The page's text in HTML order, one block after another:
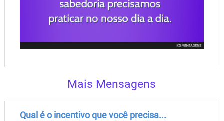
Mais Mensagens
Qual é o incentivo que você precisa...